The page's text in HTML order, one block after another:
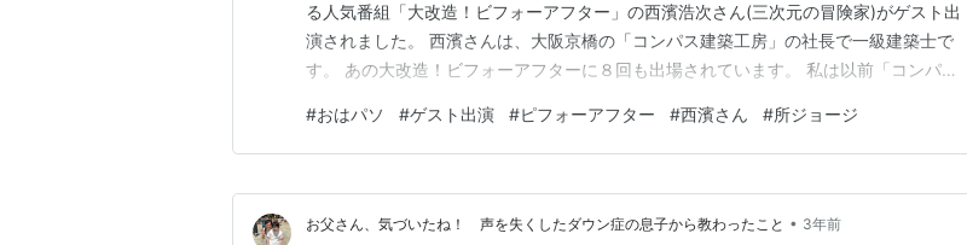
る人気番組「大改造！ビフォーアフター」の西濱浩次さん(三次元の冒険家)がゲスト出
演されました。 西濱さんは、大阪京橋の「コンパス建築工房」の社長で一級建築士で
す。 あの大改造！ビフォーアフターに８回も出場されています。 私は以前「コンパス
とても懐かしく思いました。 知り合いの方が、テレビやラジオに出演されるのは、初
めてのことですが、嬉しいものですね。 ■今朝のウォ…
#おはパソ #ゲスト出演 #ピフォーアフター #西濱さん #所ジョージ
お父さん、気づいたね！ 声を失くしたダウン症の息子から教わったこと • 3年前